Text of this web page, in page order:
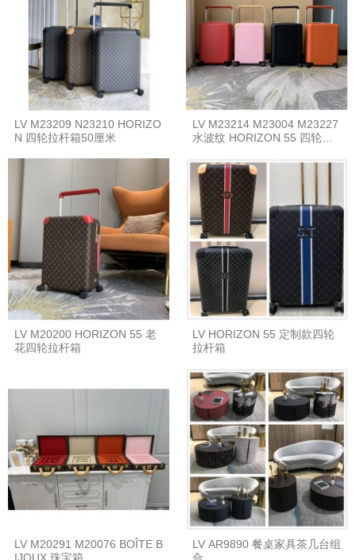
LV M23209 N23210 HORIZO
N 四轮拉杆箱50厘米
LV M23214 M23004 M23227
水波纹 HORIZON 55 四轮拉
LV M20200 HORIZON 55 老
花四轮拉杆箱
LV HORIZON 55 定制款四轮
拉杆箱
LV M20291 M20076 BOÎTE B
LV AR9890 餐桌家具茶几台组